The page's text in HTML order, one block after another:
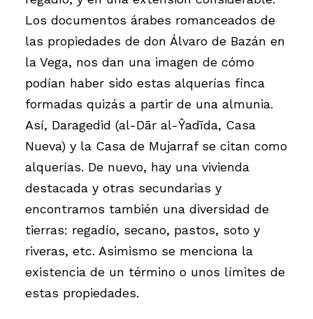
Los documentos árabes romanceados de
las propiedades de don Álvaro de Bazán en
la Vega, nos dan una imagen de cómo
podían haber sido estas alquerías finca
formadas quizás a partir de una almunia.
Así, Daragedid (al-Dār al-Ŷadīda, Casa
Nueva) y la Casa de Mujarraf se citan como
alquerías. De nuevo, hay una vivienda
destacada y otras secundarias y
encontramos también una diversidad de
tierras: regadío, secano, pastos, soto y
riveras, etc. Asimismo se menciona la
existencia de un término o unos límites de
estas propiedades.